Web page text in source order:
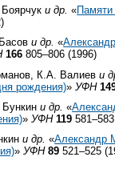
и др. «
и др. «
166 805–806 (1996)
К.А. Валиеви
рождения)»УФН
Бункини др. «
»УФН 119
и др. «Александр
»УФН 89 521–525